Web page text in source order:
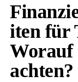
iten für
Worauf
achten?